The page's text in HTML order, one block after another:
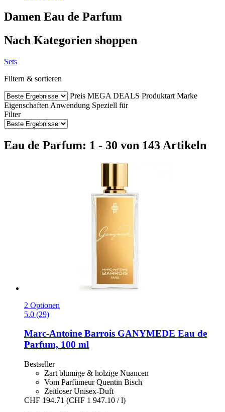
Damen Eau de Parfum
Nach Kategorien shoppen
Sets
Filtern & sortieren
Preis MEGA DEALS Produktart Marke
Eigenschaften Anwendung Speziell für
Filter
Eau de Parfum: 1 - 30 von 143 Artikeln
2 Optionen
5.0 (29)
Marc-Antoine Barrois GANYMEDE Eau de
Parfum, 100 ml
Bestseller
Zart blumige & holzige Nuancen
Vom Parfümeur Quentin Bisch
Zeitloser Unisex-Duft
CHF 194.71 (CHF 1 947.10 / l)